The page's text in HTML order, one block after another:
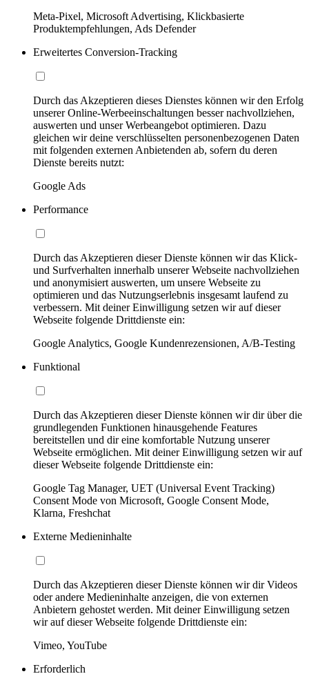
Meta-Pixel, Microsoft Advertising, Klickbasierte
Produktempfehlungen, Ads Defender
Erweitertes Conversion-Tracking
Durch das Akzeptieren dieses Dienstes können wir den Erfolg
unserer Online-Werbeeinschaltungen besser nachvollziehen,
auswerten und unser Werbeangebot optimieren. Dazu
gleichen wir deine verschlüsselten personenbezogenen Daten
mit folgenden externen Anbietenden ab, sofern du deren
Dienste bereits nutzt:
Google Ads
Performance
Durch das Akzeptieren dieser Dienste können wir das Klick-
und Surfverhalten innerhalb unserer Webseite nachvollziehen
und anonymisiert auswerten, um unsere Webseite zu
optimieren und das Nutzungserlebnis insgesamt laufend zu
verbessern. Mit deiner Einwilligung setzen wir auf dieser
Webseite folgende Drittdienste ein:
Google Analytics, Google Kundenrezensionen, A/B-Testing
Funktional
Durch das Akzeptieren dieser Dienste können wir dir über die
grundlegenden Funktionen hinausgehende Features
bereitstellen und dir eine komfortable Nutzung unserer
Webseite ermöglichen. Mit deiner Einwilligung setzen wir auf
dieser Webseite folgende Drittdienste ein:
Google Tag Manager, UET (Universal Event Tracking)
Consent Mode von Microsoft, Google Consent Mode,
Klarna, Freshchat
Externe Medieninhalte
Durch das Akzeptieren dieser Dienste können wir dir Videos
oder andere Medieninhalte anzeigen, die von externen
Anbietern gehostet werden. Mit deiner Einwilligung setzen
wir auf dieser Webseite folgende Drittdienste ein:
Vimeo, YouTube
Erforderlich